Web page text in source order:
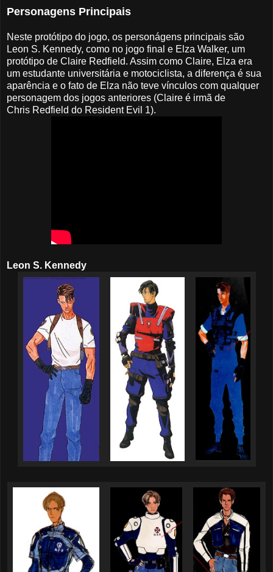
Personagens Principais
Neste protótipo do jogo, os personágens principais são
Leon S. Kennedy, como no jogo final e Elza Walker, um
protótipo de Claire Redfield. Assim como Claire, Elza era
um estudante universitária e motociclista, a diferença é sua
aparência e o fato de Elza não teve vínculos com qualquer
personagem dos jogos anteriores (Claire é irmã de
Chris Redfield do Resident Evil 1).
Leon S. Kennedy